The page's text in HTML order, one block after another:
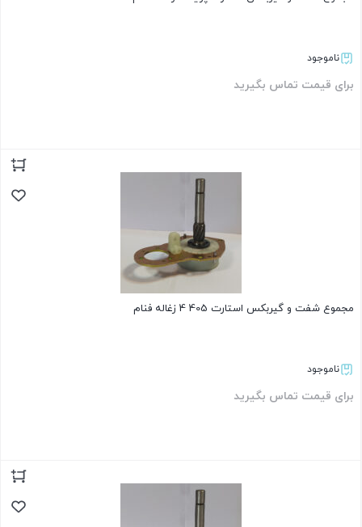
ناموجود
برای قیمت تماس بگیرید
مجموع شفت و گیربکس استارت 405 4 زغاله فنام
ناموجود
برای قیمت تماس بگیرید